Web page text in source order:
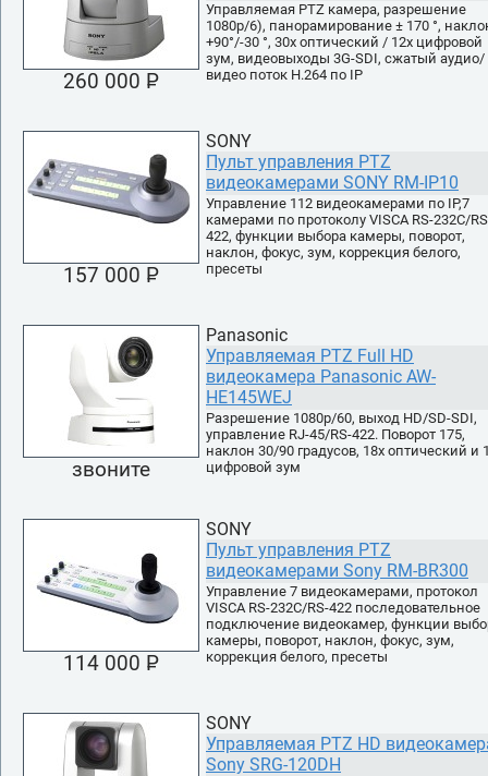
260 000 PУБ.
Управляемая PTZ камера, разрешение
1080р/6), панорамирование ± 170 °,
+90°/-30 °, 30х оптический / 12х цифровой
зум, видеовыходы 3G-SDI, сжатый аудио/
видео поток H.264 по IP
157 000 PУБ.
SONY
Пульт управления PTZ
видеокамерами SONY RM-IP10
Управление 112 видеокамерами по IP,7
камерами по протоколу VISCA RS-232C/
422, функции выбора камеры, поворот,
наклон, фокус, зум, коррекция белого,
пресеты
звоните
Panasonic
Управляемая PTZ Full HD
видеокамера Panasonic AW-
HE145WEJ
Разрешение 1080p/60, выход HD/SD-SDI,
управление RJ-45/RS-422. Поворот 175,
наклон 30/90 градусов, 18х оптический и
цифровой зум
114 000 PУБ.
SONY
Пульт управления PTZ
видеокамерами Sony RM-BR300
Управление 7 видеокамерами, протокол
VISCA RS-232C/RS-422 последовательное
подключение видеокамер, функции
камеры, поворот, наклон, фокус, зум,
коррекция белого, пресеты
SONY
Управляемая PTZ HD
Sony SRG-120DH